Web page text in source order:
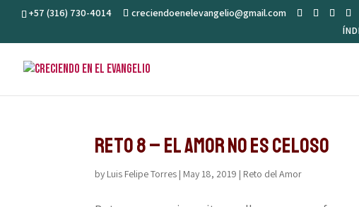
+57 (316) 730-4014
creciendoenelevangelio@gmail.com
Reto 8 – El amor no es celoso
by Luis Felipe Torres | May 18, 2019 | Reto del Amor